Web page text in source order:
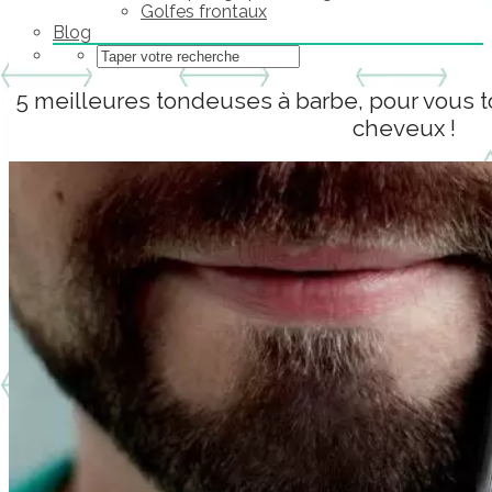
Golfes frontaux
Blog
5 meilleures tondeuses à barbe, pour vous
cheveux !